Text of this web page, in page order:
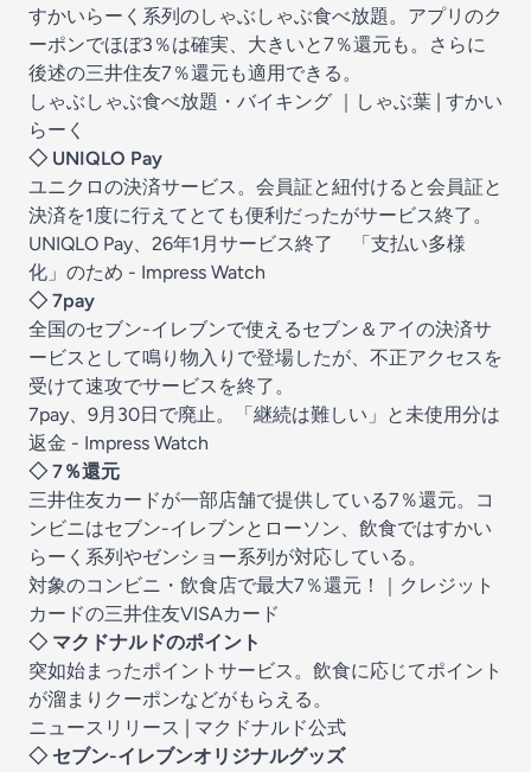
すかいらーく系列のしゃぶしゃぶ食べ放題。アプリのク
ーポンでほぼ3％は確実、大きいと7％還元も。さらに
後述の三井住友7％還元も適用できる。
しゃぶしゃぶ食べ放題・バイキング ｜しゃぶ葉 | すかい
らーく
◇ UNIQLO Pay
ユニクロの決済サービス。会員証と紐付けると会員証と
決済を1度に行えてとても便利だったがサービス終了。
UNIQLO Pay、26年1月サービス終了 「支払い多様
化」のため - Impress Watch
◇ 7pay
全国のセブン-イレブンで使えるセブン＆アイの決済サ
ービスとして鳴り物入りで登場したが、不正アクセスを
受けて速攻でサービスを終了。
7pay、9月30日で廃止。「継続は難しい」と未使用分は
返金 - Impress Watch
◇ 7％還元
三井住友カードが一部店舗で提供している7％還元。コ
ンビニはセブン-イレブンとローソン、飲食ではすかい
らーく系列やゼンショー系列が対応している。
対象のコンビニ・飲食店で最大7％還元！｜クレジット
カードの三井住友VISAカード
◇ マクドナルドのポイント
突如始まったポイントサービス。飲食に応じてポイント
が溜まりクーポンなどがもらえる。
ニュースリリース | マクドナルド公式
◇ セブン-イレブンオリジナルグッズ